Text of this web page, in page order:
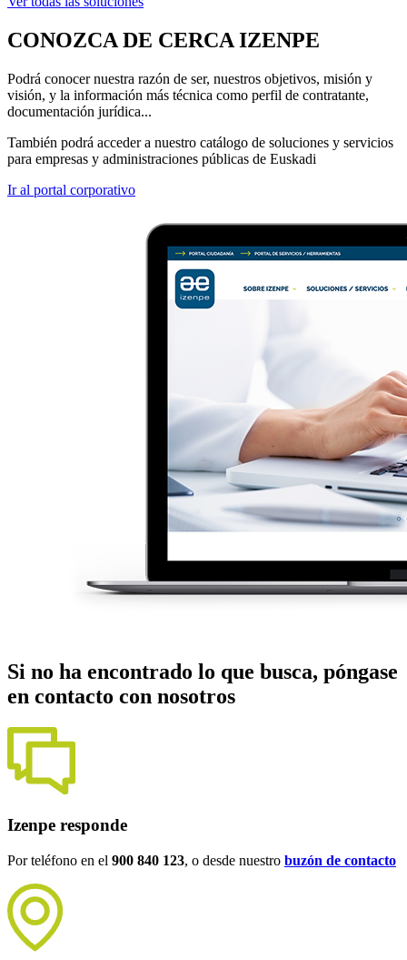
CONOZCA DE CERCA IZENPE
Podrá conocer nuestra razón de ser, nuestros objetivos, misión y
visión, y la información más técnica como perfil de contratante,
documentación jurídica...
También podrá acceder a nuestro catálogo de soluciones y servicios
para empresas y administraciones públicas de Euskadi
Ir al portal corporativo
Si no ha encontrado lo que busca, póngase
en contacto con nosotros
Izenpe responde
Por teléfono en el 900 840 123, o desde nuestro buzón de contacto